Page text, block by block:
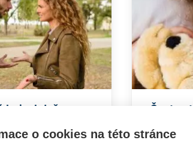
boje: když
na děti
Často
o cookies na této stránce